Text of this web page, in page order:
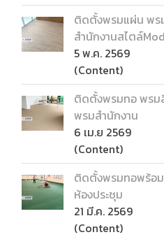
ติดตั้งพรมแผ่น พร
สำนักงานสไตล์
5 พ.ค. 2569
(Content)
ติดตั้งพรมทอ พรม
พรมสำนักงาน
6 เม.ย 2569
(Content)
ติดตั้งพรมทอพร้อ
ห้องประชุม
21 มี.ค. 2569
(Content)